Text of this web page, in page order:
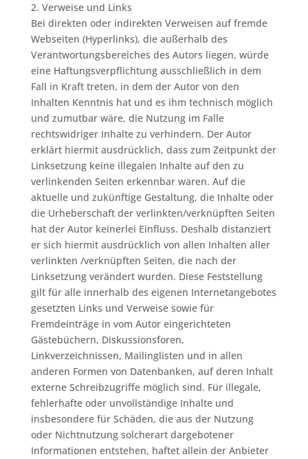
2. Verweise und Links
Bei direkten oder indirekten Verweisen auf fremde
Webseiten (Hyperlinks), die außerhalb des
Verantwortungsbereiches des Autors liegen, würde
eine Haftungsverpflichtung ausschließlich in dem
Fall in Kraft treten, in dem der Autor von den
Inhalten Kenntnis hat und es ihm technisch möglich
und zumutbar wäre, die Nutzung im Falle
rechtswidriger Inhalte zu verhindern. Der Autor
erklärt hiermit ausdrücklich, dass zum Zeitpunkt der
Linksetzung keine illegalen Inhalte auf den zu
verlinkenden Seiten erkennbar waren. Auf die
aktuelle und zukünftige Gestaltung, die Inhalte oder
die Urheberschaft der verlinkten/verknüpften Seiten
hat der Autor keinerlei Einfluss. Deshalb distanziert
er sich hiermit ausdrücklich von allen Inhalten aller
verlinkten /verknüpften Seiten, die nach der
Linksetzung verändert wurden. Diese Feststellung
gilt für alle innerhalb des eigenen Internetangebotes
gesetzten Links und Verweise sowie für
Fremdeinträge in vom Autor eingerichteten
Gästebüchern, Diskussionsforen,
Linkverzeichnissen, Mailinglisten und in allen
anderen Formen von Datenbanken, auf deren Inhalt
externe Schreibzugriffe möglich sind. Für illegale,
fehlerhafte oder unvollständige Inhalte und
insbesondere für Schäden, die aus der Nutzung
oder Nichtnutzung solcherart dargebotener
Informationen entstehen, haftet allein der Anbieter